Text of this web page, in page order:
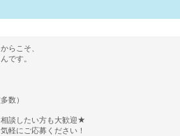
らこそ、
です。
数）
談したい方も大歓迎★
軽にご応募ください！